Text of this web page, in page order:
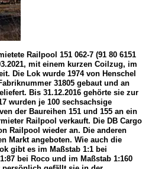
Railpool 151 062-7 (91 80 6151
mit einem kurzen Coilzug, im
Die Lok wurde 1974 von Henschel
31805 gebaut und an
Bis 31.12.2016 gehörte sie zur
wurden je 100 sechsachsige
der Baureihen 151 und 155 an ein
Railpool verkauft. Die DB Cargo
Railpool wieder an. Die anderen
Markt angeboten. Wie auch die
gibt es im Maßstab 1:1 bei
bei Roco und im Maßstab 1:160